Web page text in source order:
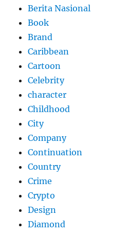
Berita Nasional
Book
Brand
Caribbean
Cartoon
Celebrity
character
Childhood
City
Company
Continuation
Country
Crime
Crypto
Design
Diamond